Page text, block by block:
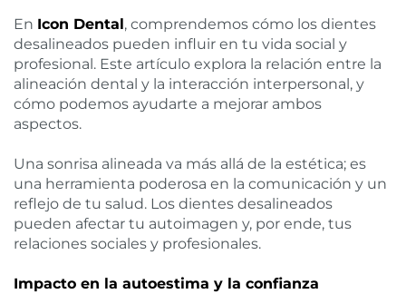
En Icon Dental, comprendemos cómo los dientes
desalineados pueden influir en tu vida social y
profesional. Este artículo explora la relación entre la
alineación dental y la interacción interpersonal, y
cómo podemos ayudarte a mejorar ambos
aspectos.
Una sonrisa alineada va más allá de la estética; es
una herramienta poderosa en la comunicación y un
reflejo de tu salud. Los dientes desalineados
pueden afectar tu autoimagen y, por ende, tus
relaciones sociales y profesionales.
Impacto en la autoestima y la confianza